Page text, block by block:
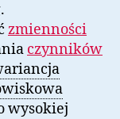
zmienności
czynników
wysokiej